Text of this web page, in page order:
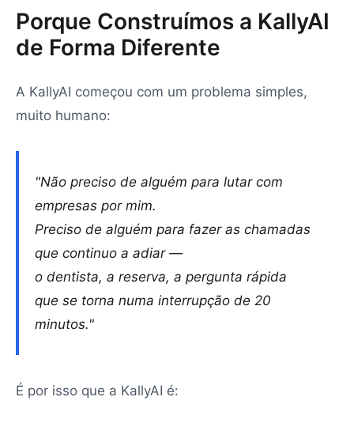
Porque Construímos a KallyAI
de Forma Diferente
A KallyAI começou com um problema simples,
muito humano:
"Não preciso de alguém para lutar com
empresas por mim.
Preciso de alguém para fazer as chamadas
que continuo a adiar —
o dentista, a reserva, a pergunta rápida
que se torna numa interrupção de 20
minutos."
É por isso que a KallyAI é: